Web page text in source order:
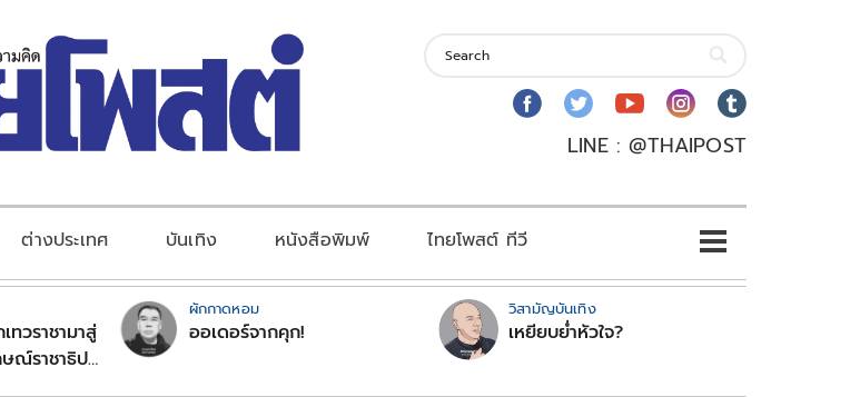
LINE : @THAIPOST
ต่างประเทศ บันเทิง หนังสือพิมพ์ ไทยโพสต์ ทีวี
ทวราชามาสู่
ณ์ราชาธิป
ผักกาดหอม
ออเดอร์จากคุก!
วิสามัญบันเทิง
เหยียบย่ำหัวใจ?